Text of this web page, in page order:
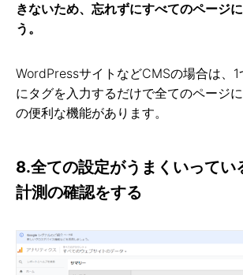
きないため、忘れずにすべてのページ
う。
WordPressサイトなどCMSの場合は、
にタグを入力するだけで全てのページ
の便利な機能があります。
8.全ての設定がうまくいってい
計測の確認をする